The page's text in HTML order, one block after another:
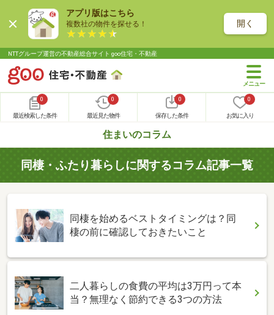
アプリ版はこちら
複数社の物件を探せる！ 開く
NTTグループ運営の不動産総合サイト goo住宅・不動産
0
最近検索した条件
0
最近見た物件
0
保存した条件
0
お気に入り
住まいのコラム
同棲・ふたり暮らしに関するコラム記事一覧
同棲を始めるベストタイミングは？同
棲の前に確認しておきたいこと
二人暮らしの食費の平均は3万円って本
当？無理なく節約できる3つの方法